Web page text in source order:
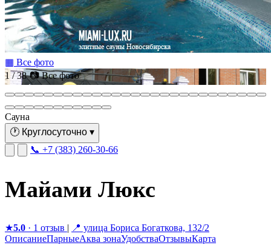
▦ Все фото
1 / 38 📷 Все фото
Сауна
🕐 Круглосуточно ▾
📞 +7 (383) 260-30-66
Майами Люкс
★5.0 · 1 отзыв | 📍 улица Бориса Богаткова, 132/2
ОписаниеПарныеАква зонаУдобстваОтзывыКарта